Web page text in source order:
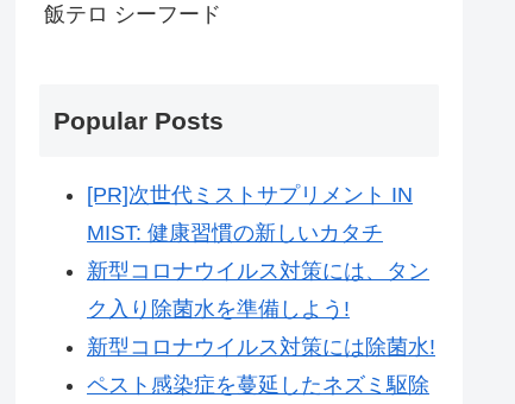
飯テロ シーフード
Popular Posts
[PR]次世代ミストサプリメント IN
MIST: 健康習慣の新しいカタチ
新型コロナウイルス対策には、タン
ク入り除菌水を準備しよう!
新型コロナウイルス対策には除菌水!
ペスト感染症を蔓延したネズミ駆除